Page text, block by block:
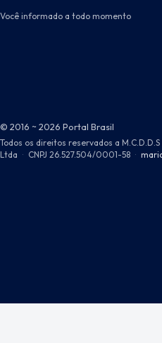
Você informado a todo momento
© 2016 ~ 2026 Portal Brasil
Todos os direitos reservados a
Ltda · CNPJ 26.527.504/0001-58 ·